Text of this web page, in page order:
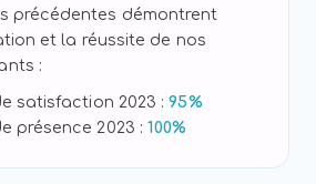
précédentes démontrent
et la réussite de nos
:
satisfaction 2023 :95%
présence 2023 :100%